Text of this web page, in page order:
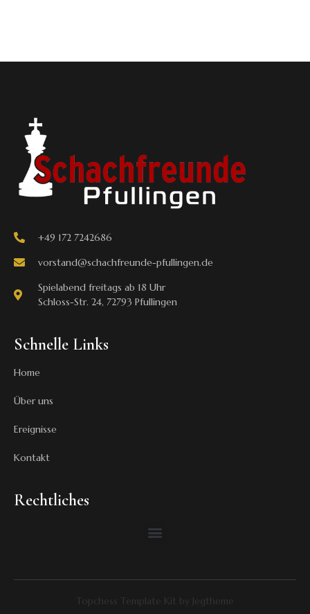
+49 172 7242686
vorstand@schachfreunde-pfullingen.de
Spielabend freitags ab 18 Uhr
Schloss-Str. 24, 72793 Pfullingen
Schnelle Links
Home
Über uns
Ereignisse
Kontakt
Rechtliches
Topchess Template Kit by Jegtheme